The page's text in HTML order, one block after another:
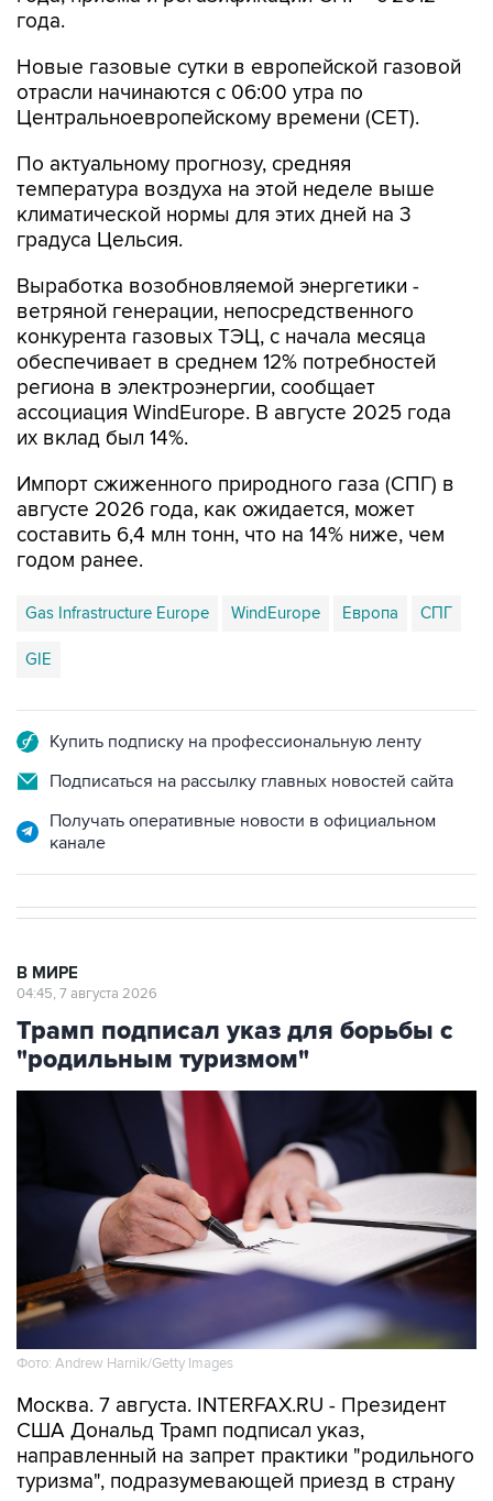
года.
Новые газовые сутки в европейской газовой
отрасли начинаются c 06:00 утра по
Центральноевропейскому времени (CET).
По актуальному прогнозу, средняя
температура воздуха на этой неделе выше
климатической нормы для этих дней на 3
градуса Цельсия.
Выработка возобновляемой энергетики -
ветряной генерации, непосредственного
конкурента газовых ТЭЦ, с начала месяца
обеспечивает в среднем 12% потребностей
региона в электроэнергии, сообщает
ассоциация WindEurope. В августе 2025 года
их вклад был 14%.
Импорт сжиженного природного газа (СПГ) в
августе 2026 года, как ожидается, может
составить 6,4 млн тонн, что на 14% ниже, чем
годом ранее.
Gas Infrastructure Europe WindEurope Европа СПГ
GIE
Купить подписку на профессиональную ленту
Подписаться на рассылку главных новостей сайта
Получать оперативные новости в официальном
канале
В МИРЕ
04:45, 7 августа 2026
Трамп подписал указ для борьбы с
"родильным туризмом"
Фото: Andrew Harnik/Getty Images
Москва. 7 августа. INTERFAX.RU - Президент
США Дональд Трамп подписал указ,
направленный на запрет практики "родильного
туризма", подразумевающей приезд в страну